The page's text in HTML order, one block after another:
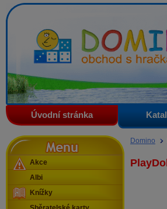
Domino - obchod s hračkami
Úvodní stránka
Domino
Menu
Akce
Albi
Knížky